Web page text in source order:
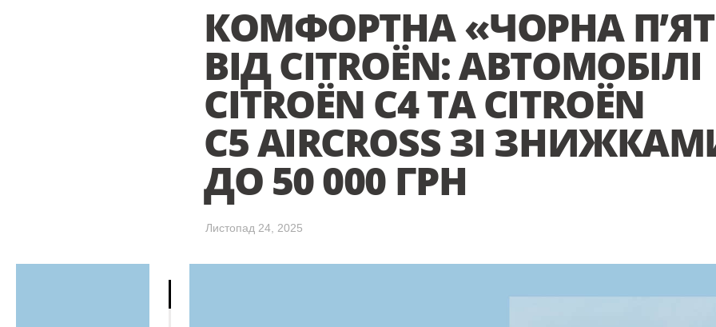
КОМФОРТНА «ЧОРНА
ВІД CITROЁN: АВТОМОБІЛІ
CITROЁN C4 ТА CITROЁN
C5 AIRCROSS ЗІ
ДО 50 000 ГРН
Листопад 24, 2025